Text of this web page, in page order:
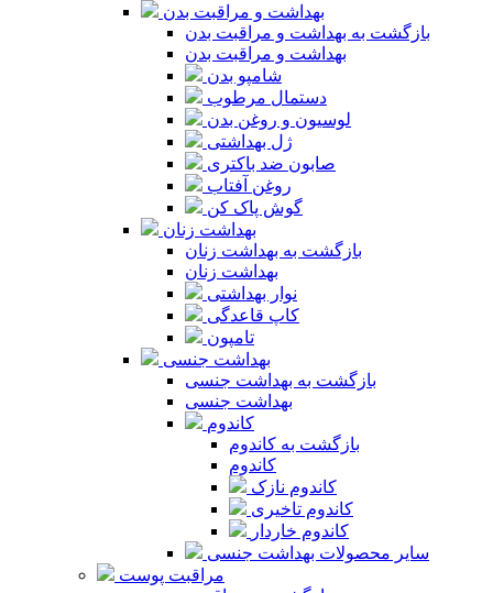
بهداشت و مراقبت بدن
بازگشت به بهداشت و مراقبت بدن
بهداشت و مراقبت بدن
شامپو بدن
دستمال مرطوب
لوسیون و روغن بدن
ژل بهداشتی
صابون ضد باکتری
روغن آفتاب
گوش پاک کن
بهداشت زنان
بازگشت به بهداشت زنان
بهداشت زنان
نوار بهداشتی
کاپ قاعدگی
تامپون
بهداشت جنسی
بازگشت به بهداشت جنسی
بهداشت جنسی
کاندوم
بازگشت به کاندوم
کاندوم
کاندوم نازک
کاندوم تاخیری
کاندوم خاردار
سایر محصولات بهداشت جنسی
مراقبت پوست